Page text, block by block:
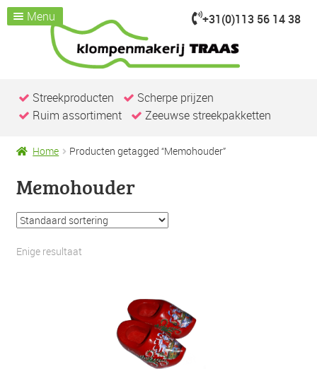
+31(0)113 56 14 38
Ga
GaMenu
Home
Assortiment
Submenu
Kijk je nemen
Over ons
Nieuws & Evenementen
Contact / openingstijden
Streekproducten
Scherpe prijzen
Ruim assortiment
Zeeuwse streekpakketten
Home Producten getagged “Memohouder”
Memohouder
Enige resultaat